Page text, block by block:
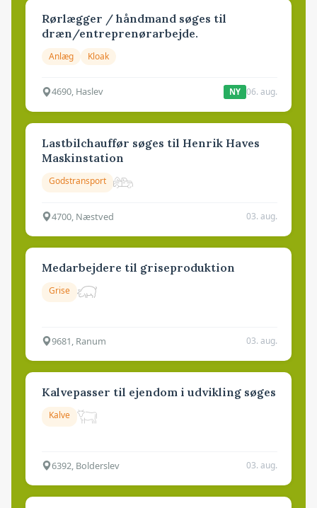
Rørlægger / håndmand søges til
dræn/entreprenørarbejde.
Anlæg Kloak
4690, Haslev NY 06. aug.
Lastbilchauffør søges til Henrik Haves
Maskinstation
Godstransport
4700, Næstved 03. aug.
Medarbejdere til griseproduktion
Grise
9681, Ranum 03. aug.
Kalvepasser til ejendom i udvikling søges
Kalve
6392, Bolderslev 03. aug.